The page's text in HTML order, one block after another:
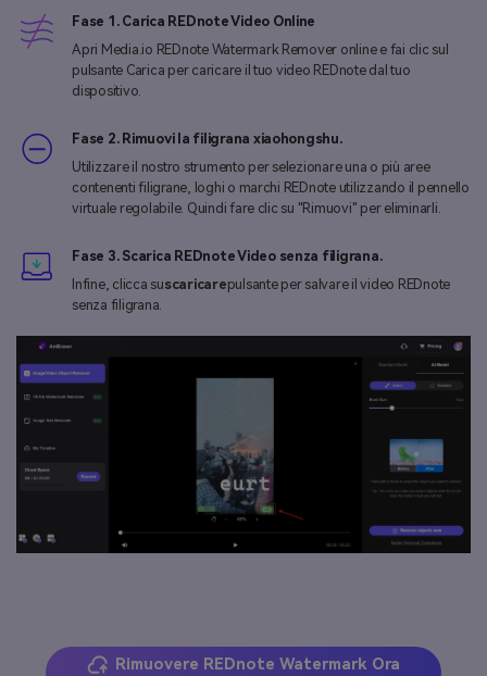
Fase 1. Carica REDnote Video Online
Apri Media.io REDnote Watermark Remover online e fai clic sul
pulsante Carica per caricare il tuo video REDnote dal tuo
dispositivo.
Fase 2. Rimuovi la filigrana xiaohongshu.
Utilizzare il nostro strumento per selezionare una o più aree
contenenti filigrane, loghi o marchi REDnote utilizzando il pennello
virtuale regolabile. Quindi fare clic su "Rimuovi" per eliminarli.
Fase 3. Scarica REDnote Video senza filigrana.
Infine, clicca suscaricarepulsante per salvare il video REDnote
senza filigrana.
Rimuovere REDnote Watermark Ora